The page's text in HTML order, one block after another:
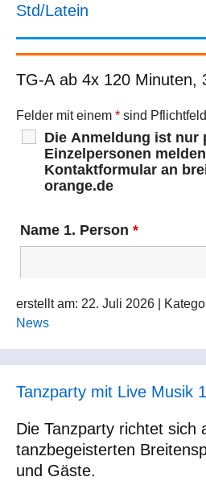
Std/Latein
Felder mit einem * sind
Die Anmeldung ist nur
Einzelpersonen
Kontaktformular an
orange.de
Name 1. Person *
Name 2. Person
E-Mail*
erstellt am: 22. Juli 2026 |
News
Tanzparty mit Live Musik
Die Tanzparty richtet sich
tanzbegeisterten
und Gäste.